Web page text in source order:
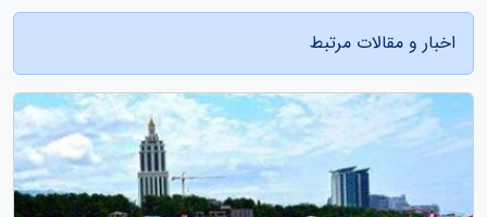
اخبار و مقالات مرتبط